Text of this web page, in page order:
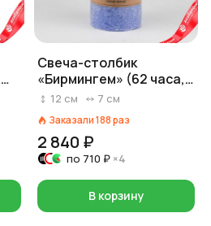
Свеча-столбик
«Бирмингем» (62 часа,
пальмовый воск),
12 см 7 см
Заказали188раз
2 840 ₽
по 710 ₽ ×4
В корзину